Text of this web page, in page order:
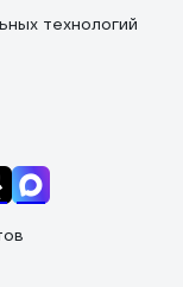
технологий